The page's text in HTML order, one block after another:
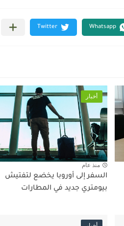
أخبار
منذ عام
السفر إلى أوروبا يخضع لتفتيش
بيومتري جديد في المطارات